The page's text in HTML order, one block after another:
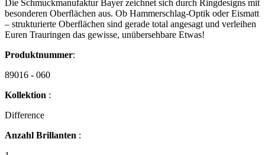
Die Schmuckmanufaktur Bayer zeichnet sich durch Ringdesigns mit
besonderen Oberﬂächen aus. Ob Hammerschlag-Optik oder Eismatt
– strukturierte Oberﬂächen sind gerade total angesagt und verleihen
Euren Trauringen das gewisse, unübersehbare Etwas!
Produktnummer:
89016 - 060
Kollektion :
Difference
Anzahl Brillanten :